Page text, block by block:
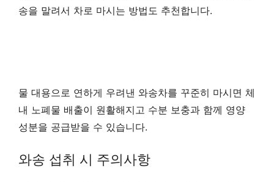
송을 말려서 차로 마시는 방법도 추천합니다.
물 대용으로 연하게 우려낸 와송차를 꾸준히 마시면 체
내 노폐물 배출이 원활해지고 수분 보충과 함께 영양
성분을 공급받을 수 있습니다.
와송 섭취 시 주의사항